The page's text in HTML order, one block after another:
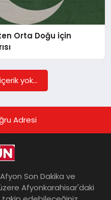
Orta Doğu için
yok...
Adresi
Son Dakika ve
Afyonkarahisar'daki